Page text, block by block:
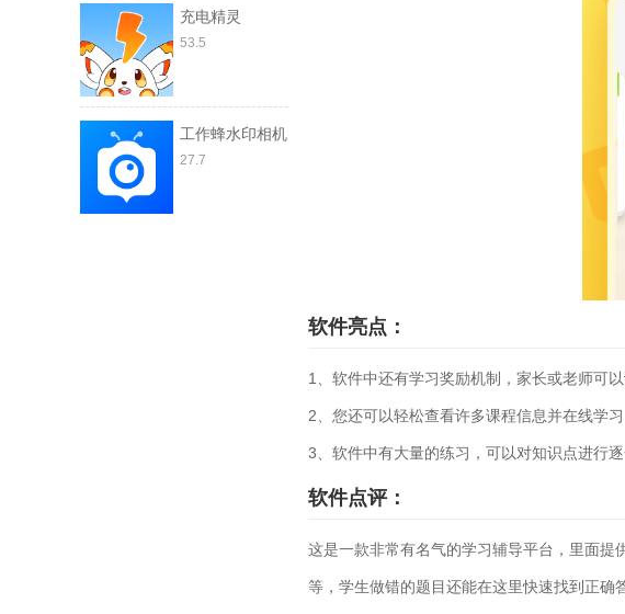
充电精灵
53.5
工作蜂水印相机
27.7
软件亮点：
1、软件中还有学习奖励机制，家长或老师可
2、您还可以轻松查看许多课程信息并在线学
3、软件中有大量的练习，可以对知识点进行
软件点评：
这是一款非常有名气的学习辅导平台，里面
等，学生做错的题目还能在这里快速找到正确